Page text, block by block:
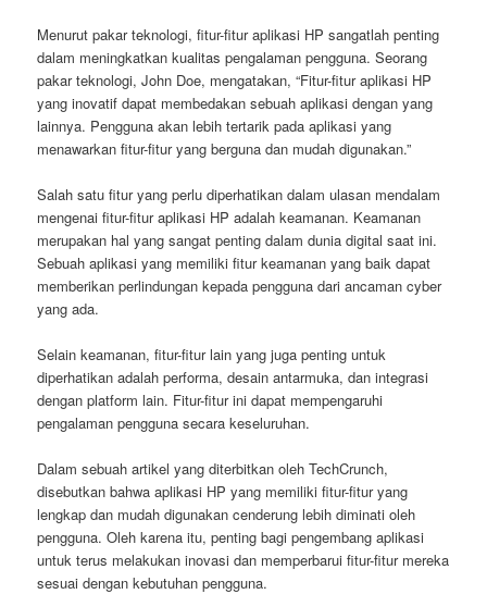
Menurut pakar teknologi, fitur-fitur aplikasi HP sangatlah penting
dalam meningkatkan kualitas pengalaman pengguna. Seorang
pakar teknologi, John Doe, mengatakan, “Fitur-fitur aplikasi HP
yang inovatif dapat membedakan sebuah aplikasi dengan yang
lainnya. Pengguna akan lebih tertarik pada aplikasi yang
menawarkan fitur-fitur yang berguna dan mudah digunakan.”
Salah satu fitur yang perlu diperhatikan dalam ulasan mendalam
mengenai fitur-fitur aplikasi HP adalah keamanan. Keamanan
merupakan hal yang sangat penting dalam dunia digital saat ini.
Sebuah aplikasi yang memiliki fitur keamanan yang baik dapat
memberikan perlindungan kepada pengguna dari ancaman cyber
yang ada.
Selain keamanan, fitur-fitur lain yang juga penting untuk
diperhatikan adalah performa, desain antarmuka, dan integrasi
dengan platform lain. Fitur-fitur ini dapat mempengaruhi
pengalaman pengguna secara keseluruhan.
Dalam sebuah artikel yang diterbitkan oleh TechCrunch,
disebutkan bahwa aplikasi HP yang memiliki fitur-fitur yang
lengkap dan mudah digunakan cenderung lebih diminati oleh
pengguna. Oleh karena itu, penting bagi pengembang aplikasi
untuk terus melakukan inovasi dan memperbarui fitur-fitur mereka
sesuai dengan kebutuhan pengguna.